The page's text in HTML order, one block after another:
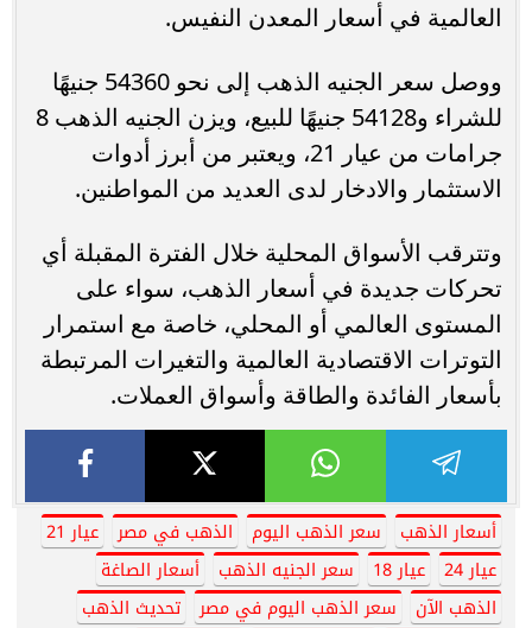
العالمية في أسعار المعدن النفيس.
ووصل سعر الجنيه الذهب إلى نحو 54360 جنيهًا
للشراء و54128 جنيهًا للبيع، ويزن الجنيه الذهب 8
جرامات من عيار 21، ويعتبر من أبرز أدوات
الاستثمار والادخار لدى العديد من المواطنين.
وتترقب الأسواق المحلية خلال الفترة المقبلة أي
تحركات جديدة في أسعار الذهب، سواء على
المستوى العالمي أو المحلي، خاصة مع استمرار
التوترات الاقتصادية العالمية والتغيرات المرتبطة
بأسعار الفائدة والطاقة وأسواق العملات.
أسعار الذهب سعر الذهب اليوم الذهب في مصر
عيار 21
عيار 24
عيار 18 سعر الجنيه الذهب
أسعار الصاغة
الذهب الآن
سعر الذهب اليوم في مصر
تحديث الذهب